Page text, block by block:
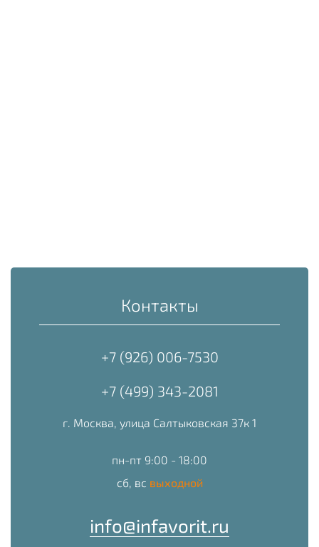
Контакты
+7 (926) 006-7530
+7 (499) 343-2081
г. Москва, улица Салтыковская 37к 1
пн-пт 9:00 - 18:00
сб, вс выходной
info@infavorit.ru